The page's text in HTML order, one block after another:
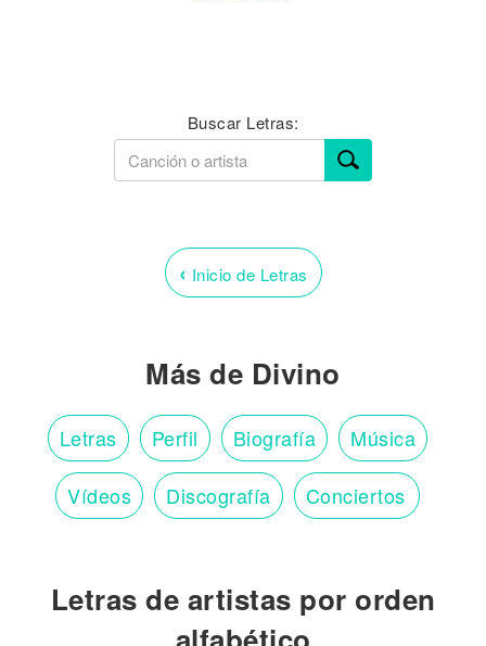
Buscar Letras:
‹ Inicio de Letras
Más de Divino
Letras Perfil Biografía Música
Vídeos Discografía Conciertos
Letras de artistas por orden